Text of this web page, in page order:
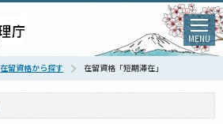
MENU
在留資格から探す 在留資格「短期滞在」